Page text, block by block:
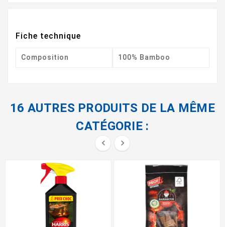
Fiche technique
Composition 100% Bamboo
16 AUTRES PRODUITS DE LA MÊME
CATÉGORIE :
 